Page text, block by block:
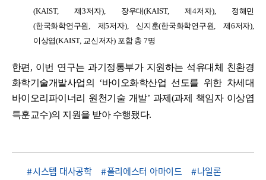
(KAIST,제3저자), 장우대(KAIST,제4저자), 정해민
(한국화학연구원, 제5저자),신지훈(한국화학연구원, 제6저자),
이상엽(KAIST, 교신저자) 포함 총 7명
한편 , 이번 연구는 과기정통부가 지원하는 석유대체 친환경
화학기술개발사업의 ‘바이오화학산업 선도를 위한 차세대
바이오리파이너리 원천기술 개발’ 과제 (과제 책임자 이상엽
특훈교수)의 지원을 받아 수행됐다.
시스템 대사공학 폴리에스터 아마이드
나일론